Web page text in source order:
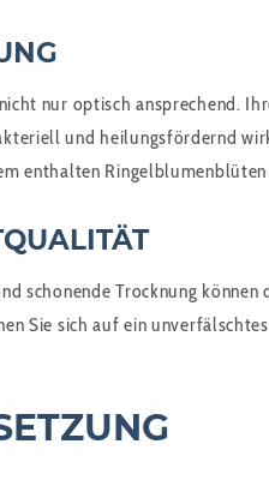
nur optisch ansprechend.
und heilungsfördernd
enthalten
schonende Trocknung
Sie sich auf ein